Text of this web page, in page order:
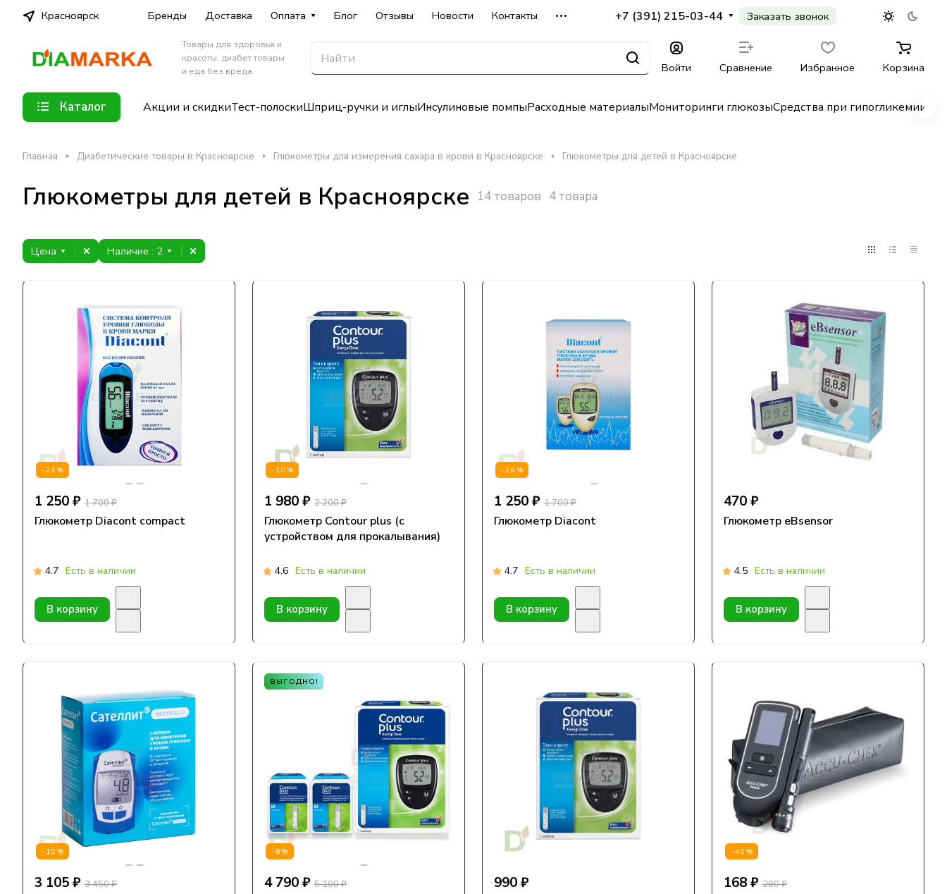
Красноярск Бренды Доставка Оплата Блог Отзывы Новости Контакты +7 (391) 215-03-44 Заказать звонок
Товары для здоровья и
красоты, диабет товары
и еда без вреда
Войти Сравнение Избранное Корзина
Каталог Акции и скидкиТест-полоскиШприц-ручки и иглыИнсулиновые помпыРасходные материалыМониторинги глюкозыСредства при гипогликемии
Главная Диабетические товары в Красноярске Глюкометры для измерения сахара в крови в Красноярске Глюкометры для детей в Красноярске
Глюкометры для детей в Красноярске 14 товаров 4 товара
Цена Наличие : 2
-26%
1 250 ₽ 1 700 ₽
Глюкометр Diacont compact
4.7 Есть в наличии
В корзину
-10%
1 980 ₽ 2 200 ₽
Глюкометр Contour plus (с
устройством для прокалывания)
4.6 Есть в наличии
В корзину
-26%
1 250 ₽ 1 700 ₽
Глюкометр Diacont
4.7 Есть в наличии
В корзину
470 ₽
Глюкометр eBsensor
4.5 Есть в наличии
В корзину
-10%
3 105 ₽ 3 450 ₽
ВЫГОДНО!
-6%
4 790 ₽ 5 100 ₽ 990 ₽
-40%
168 ₽ 280 ₽